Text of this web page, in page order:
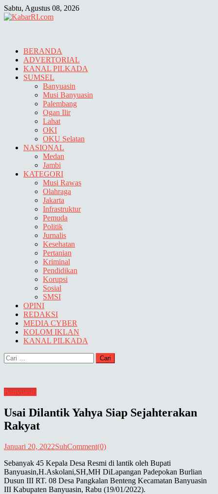
Skip
to
Sabtu, Agustus 08, 2026
BERANDA
ADVERTORIAL
KANAL PILKADA
SUMSEL
Banyuasin
Musi Banyuasin
Palembang
Ogan Ilir
Lahat
OKI
OKU Selatan
NASIONAL
Medan
Jambi
KATEGORI
Musi Rawas
Olahraga
Jakarta
Infrastruktur
Pemuda
Politik
Jurnalis
Kesehatan
Pertanian
Kriminal
Pendidikan
Korupsi
Sosial
SMSI
OPINI
REDAKSI
MEDIA CYBER
KOLOM IKLAN
KANAL PILKADA
Cari
untuk:
Banyuasin
Usai Dilantik Yahya Siap Sejahterakan
Rakyat
Januari 20, 2022SuhComment(0)
Sebanyak 45 Kepala Desa Resmi di lantik oleh Bupati
Banyuasin,H.Askolani,SH,MH DiLapangan Padepokan Burlian
Dusun III RT. 08 Desa Pangkalan Benteng Kecamatan Banyuasin
III Kabupaten Banyuasin, Rabu (19/01/2022).